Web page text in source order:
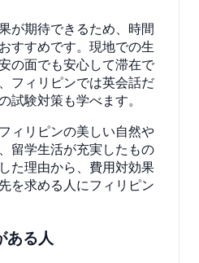
が期待できるため、時間
すすめです。現地での生
の面でも安心して滞在で
フィリピンでは英会話だ
試験対策も学べます。
ィリピンの美しい自然や
留学生活が充実したもの
た理由から、費用対効果
を求める人にフィリピン
ある人